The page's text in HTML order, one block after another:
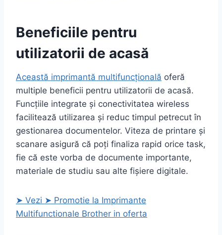
Beneficiile pentru
utilizatorii de acasă
Această imprimantă multifuncțională oferă
multiple beneficii pentru utilizatorii de acasă.
Funcțiile integrate și conectivitatea wireless
facilitează utilizarea și reduc timpul petrecut în
gestionarea documentelor. Viteza de printare și
scanare asigură că poți finaliza rapid orice task,
fie că este vorba de documente importante,
materiale de studiu sau alte fișiere digitale.
➤ Vezi ➤ Promotie la Imprimante
Multifunctionale Brother in oferta